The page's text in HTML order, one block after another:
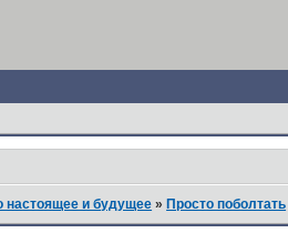
настоящее и будущее »Просто поболтать